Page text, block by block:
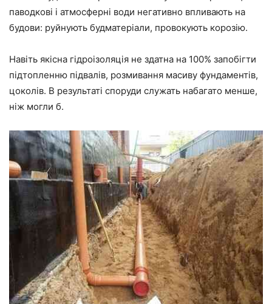
паводкові і атмосферні води негативно впливають на
будови: руйнують будматеріали, провокують корозію.
Навіть якісна гідроізоляція не здатна на 100% запобігти
підтопленню підвалів, розмивання масиву фундаментів,
цоколів. В результаті споруди служать набагато менше,
ніж могли б.